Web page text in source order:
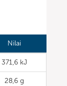
Nilai
371,6 kJ
28,6 g